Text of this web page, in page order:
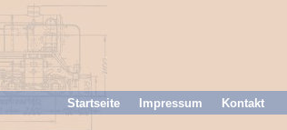
Startseite Impressum Kontakt